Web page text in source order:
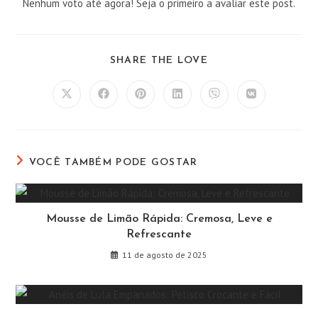
Nenhum voto até agora! Seja o primeiro a avaliar este post.
SHARE THE LOVE
Abre Abre Abre Abre Abre Abre
VOCÊ TAMBÉM PODE GOSTAR
Mousse de Limão Rápida: Cremosa, Leve e
Refrescante
11 de agosto de 2025